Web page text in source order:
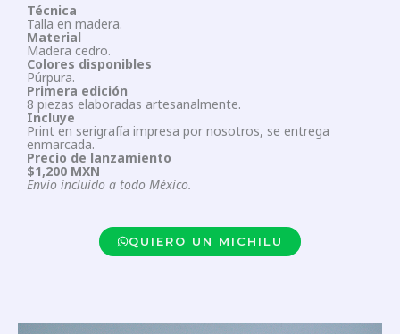
Técnica
Talla en madera.
Material
Madera cedro.
Colores disponibles
Púrpura.
Primera edición
8 piezas elaboradas artesanalmente.
Incluye
Print en serigrafía impresa por nosotros, se entrega
enmarcada.
Precio de lanzamiento
$1,200 MXN
Envío incluido a todo México.
QUIERO UN MICHILU